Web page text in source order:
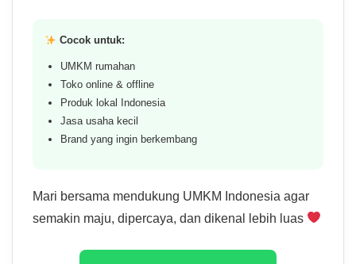
Cocok untuk:
UMKM rumahan
Toko online & offline
Produk lokal Indonesia
Jasa usaha kecil
Brand yang ingin berkembang
Mari bersama mendukung UMKM Indonesia agar
semakin maju, dipercaya, dan dikenal lebih luas